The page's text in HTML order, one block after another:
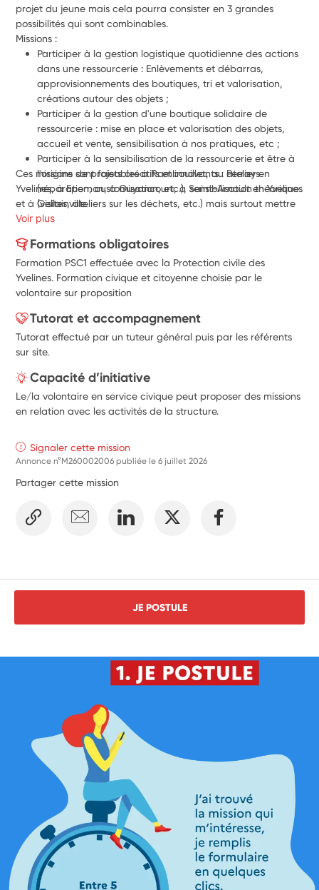
projet du jeune mais cela pourra consister en 3 grandes
possibilités qui sont combinables.
Missions :
Participer à la gestion logistique quotidienne des actions
dans une ressourcerie : Enlèvements et débarras,
approvisionnements des boutiques, tri et valorisation,
créations autour des objets ;
Participer à la gestion d'une boutique solidaire de
ressourcerie : mise en place et valorisation des objets,
accueil et vente, sensibilisation à nos pratiques, etc ;
Participer à la sensibilisation de la ressourcerie et être à
l'origine de projets créatifs et innovants : ateliers
(réparation, customisation, etc.), sensibilisation théorique
(visites, ateliers sur les déchets, etc.) mais surtout mettre
en place la possibilité du tiers-lieu.
Ces missions sont faisables à Rambouillet, au Perray en
Yvelines, à Epernon, à Guyancourt, à Saint-Arnoult en Yvelines
et à Gellainville.
Voir plus
Formations obligatoires
Formation PSC1 effectuée avec la Protection civile des
Yvelines. Formation civique et citoyenne choisie par le
volontaire sur proposition
Tutorat et accompagnement
Tutorat effectué par un tuteur général puis par les référents
sur site.
Capacité d’initiative
Le/la volontaire en service civique peut proposer des missions
en relation avec les activités de la structure.
Signaler cette mission
Annonce n°M260002006 publiée le6 juillet 2026
Partager cette mission
JE POSTULE